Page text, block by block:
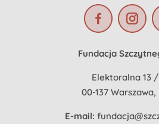
Fundacja
Elektoralna 13 /
00-137 Warszawa,
E-mail: